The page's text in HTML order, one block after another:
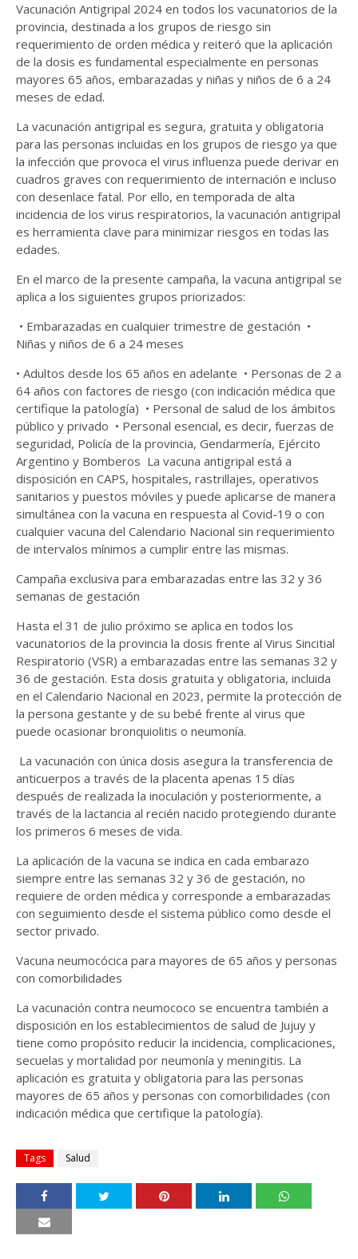
Vacunación Antigripal 2024 en todos los vacunatorios de la
provincia, destinada a los grupos de riesgo sin
requerimiento de orden médica y reiteró que la aplicación
de la dosis es fundamental especialmente en personas
mayores 65 años, embarazadas y niñas y niños de 6 a 24
meses de edad.
La vacunación antigripal es segura, gratuita y obligatoria
para las personas incluidas en los grupos de riesgo ya que
la infección que provoca el virus influenza puede derivar en
cuadros graves con requerimiento de internación e incluso
con desenlace fatal. Por ello, en temporada de alta
incidencia de los virus respiratorios, la vacunación antigripal
es herramienta clave para minimizar riesgos en todas las
edades.
En el marco de la presente campaña, la vacuna antigripal se
aplica a los siguientes grupos priorizados:
• Embarazadas en cualquier trimestre de gestación •
Niñas y niños de 6 a 24 meses
• Adultos desde los 65 años en adelante • Personas de 2 a
64 años con factores de riesgo (con indicación médica que
certifique la patología) • Personal de salud de los ámbitos
público y privado • Personal esencial, es decir, fuerzas de
seguridad, Policía de la provincia, Gendarmería, Ejército
Argentino y Bomberos La vacuna antigripal está a
disposición en CAPS, hospitales, rastrillajes, operativos
sanitarios y puestos móviles y puede aplicarse de manera
simultánea con la vacuna en respuesta al Covid-19 o con
cualquier vacuna del Calendario Nacional sin requerimiento
de intervalos mínimos a cumplir entre las mismas.
Campaña exclusiva para embarazadas entre las 32 y 36
semanas de gestación
Hasta el 31 de julio próximo se aplica en todos los
vacunatorios de la provincia la dosis frente al Virus Sincitial
Respiratorio (VSR) a embarazadas entre las semanas 32 y
36 de gestación. Esta dosis gratuita y obligatoria, incluida
en el Calendario Nacional en 2023, permite la protección de
la persona gestante y de su bebé frente al virus que
puede ocasionar bronquiolitis o neumonía.
La vacunación con única dosis asegura la transferencia de
anticuerpos a través de la placenta apenas 15 días
después de realizada la inoculación y posteriormente, a
través de la lactancia al recién nacido protegiendo durante
los primeros 6 meses de vida.
La aplicación de la vacuna se indica en cada embarazo
siempre entre las semanas 32 y 36 de gestación, no
requiere de orden médica y corresponde a embarazadas
con seguimiento desde el sistema público como desde el
sector privado.
Vacuna neumocócica para mayores de 65 años y personas
con comorbilidades
La vacunación contra neumococo se encuentra también a
disposición en los establecimientos de salud de Jujuy y
tiene como propósito reducir la incidencia, complicaciones,
secuelas y mortalidad por neumonía y meningitis. La
aplicación es gratuita y obligatoria para las personas
mayores de 65 años y personas con comorbilidades (con
indicación médica que certifique la patología).
Tags Salud